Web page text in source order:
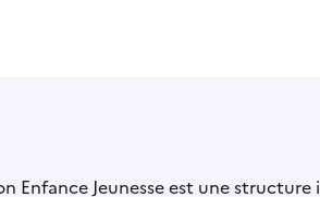
Enfance Jeunesse est une